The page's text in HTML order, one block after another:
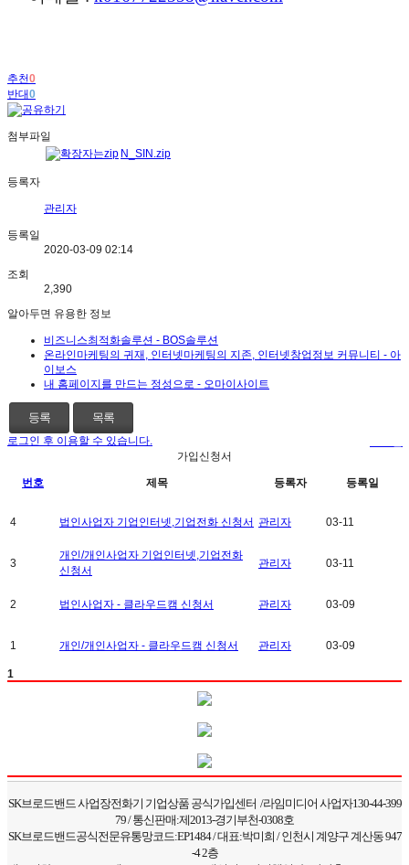
추천0
반대0
첨부파일
N_SIN.zip
등록자
관리자
등록일
2020-03-09 02:14
조회
2,390
알아두면 유용한 정보
비즈니스최적화솔루션 - BOS솔루션
온라인마케팅의 귀재, 인터넷마케팅의 지존, 인터넷창업정보 커뮤니티 - 아
이보스
내 홈페이지를 만드는 정성으로 - 오마이사이트
등록 목록
로그인 후 이용할 수 있습니다.
가입신청서
번호 제목 등록자 등록일
4 법인사업자 기업인터넷,기업전화 신청서 관리자 03-11
3
개인/개인사업자 기업인터넷,기업전화
신청서
관리자 03-11
2 법인사업자 - 클라우드캠 신청서 관리자 03-09
1 개인/개인사업자 - 클라우드캠 신청서 관리자 03-09
1
SK브로드밴드 사업장전화기 기업상품 공식가입센터 /라임미디어 사업자130-44-399
79 / 통신판매:제2013-경기부천-0308호
SK브로드밴드공식전문유통망코드:EP1484 / 대표:박미희 / 인천시 계양구 계산동 947
-4 2층